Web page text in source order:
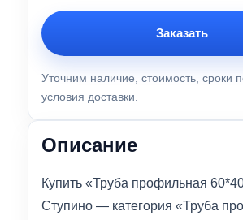
Заказать
Уточним наличие, стоимость, сроки
условия доставки.
Описание
Купить «Труба профильная
Ступино — категория «Труба